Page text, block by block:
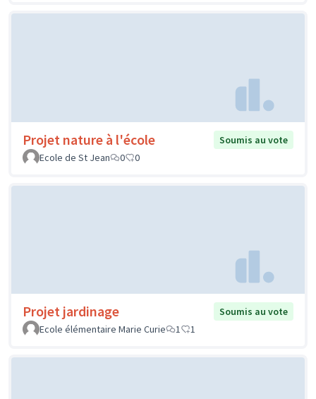
Projet nature à l'école
Soumis au vote
Ecole de St Jean
0 0
Projet jardinage
Soumis au vote
Ecole élémentaire Marie Curie
1 1